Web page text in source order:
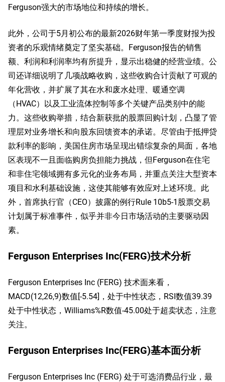
Ferguson强大的市场地位和持续的增长。
此外，公司于5月初公布的最新2026财年第一季度财报为投
资者的乐观情绪奠定了坚实基础。Ferguson报告的销售
额、利润和利润率均有所提升，显示出稳健的经营业绩。公
司还详细说明了几项战略收购，这些收购合计贡献了可观的
年化营收，并扩展了其在水和废水处理、暖通空调
（HVAC）以及工业流体控制等多个关键产品类别中的能
力。这些收购举措，结合新获批的股票回购计划，凸显了管
理层对业务增长和向股东回馈资本的承诺。尽管由于抵押贷
款利率的影响，美国住房市场呈现出错综复杂的局面，各地
区表现不一且面临购房负担能力挑战，但Ferguson在住宅
和非住宅领域拥有多元化的业务布局，并重点关注大型资本
项目和水利基础设施，这使其能够有效应对上述环境。此
外，首席执行官（CEO）披露的例行Rule 10b5-1股票交易
计划属于标准事件，似乎并非今日市场活动的主要驱动因
素。
Ferguson Enterprises Inc(FERG)技术分析
Ferguson Enterprises Inc (FERG) 技术面来看，
MACD(12,26,9)数值[-5.54]，处于中性状态，RSI数值39.39
处于中性状态，Williams%R数值-45.00处于超卖状态，注意
关注。
Ferguson Enterprises Inc(FERG)基本面分析
Ferguson Enterprises Inc (FERG) 处于可选消费品行业，最